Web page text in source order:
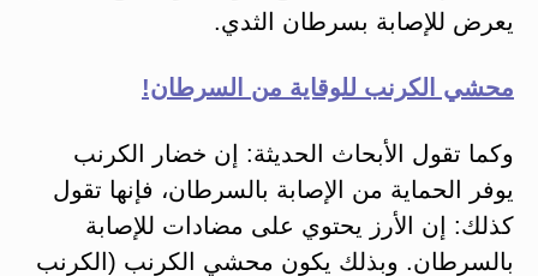
يعرض للإصابة بسرطان الثدي.
محشي الكرنب للوقاية من السرطان!
وكما تقول الأبحاث الحديثة: إن خضار الكرنب
يوفر الحماية من الإصابة بالسرطان، فإنها تقول
كذلك: إن الأرز يحتوي على مضادات للإصابة
بالسرطان. وبذلك يكون محشي الكرنب (الكرنب